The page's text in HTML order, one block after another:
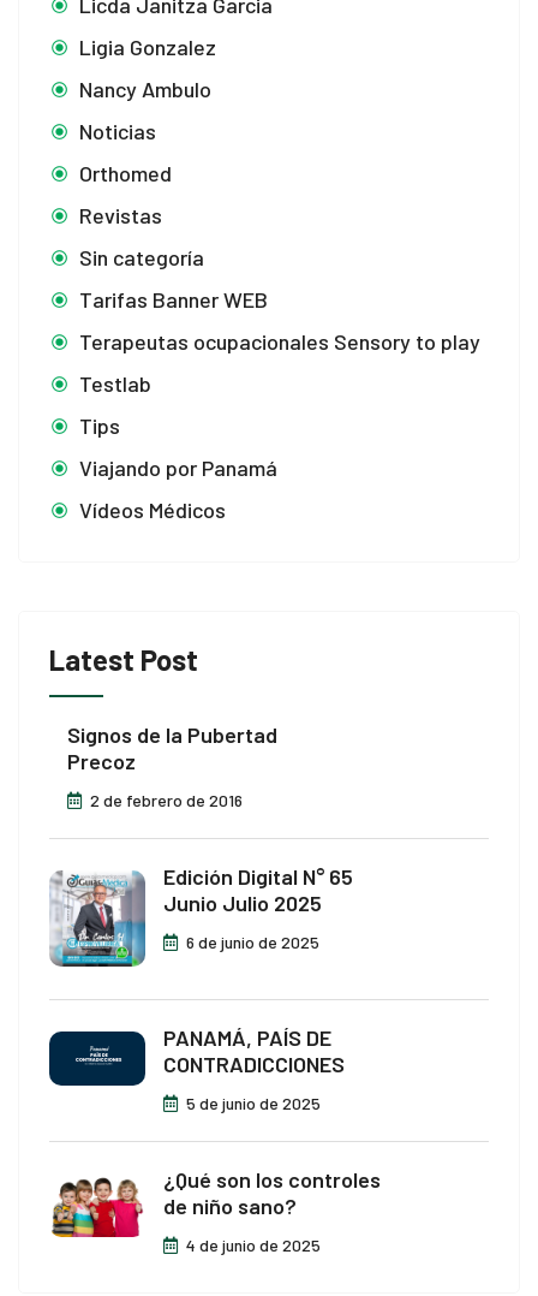
Ligia Gonzalez
Nancy Ambulo
Noticias
Orthomed
Revistas
Sin categoría
Tarifas Banner WEB
Terapeutas ocupacionales Sensory to play
Testlab
Tips
Viajando por Panamá
Vídeos Médicos
Latest Post
Signos de la Pubertad
Precoz
2 de febrero de 2016
Edición Digital N° 65
Junio Julio 2025
6 de junio de 2025
PANAMÁ, PAÍS DE
CONTRADICCIONES
5 de junio de 2025
¿Qué son los controles
de niño sano?
4 de junio de 2025